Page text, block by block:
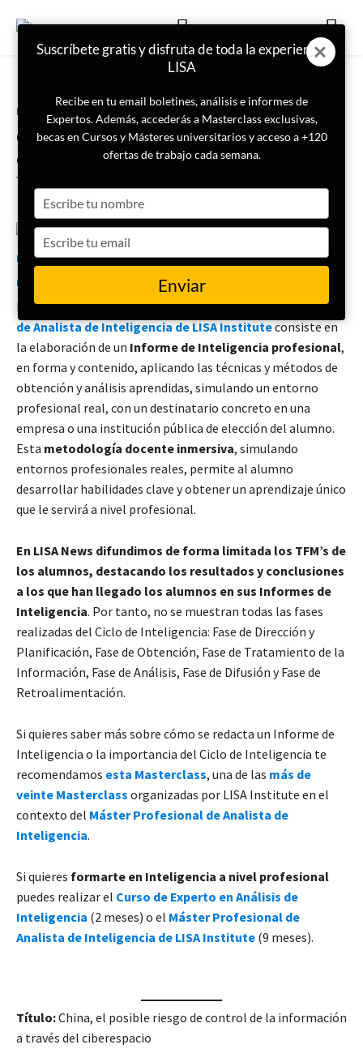
Portada
China: el posible riesgo de
control de la información a
través del ciberespacio
Rocío Medina Portillo
El Trabajo Final de Máster (TFM) delMáster Profesional
de Analista de Inteligencia de LISA Instituteconsiste en
la elaboración de un Informe de Inteligencia profesional,
en forma y contenido, aplicando las técnicas y métodos de
obtención y análisis aprendidas, simulando un entorno
profesional real, con un destinatario concreto en una
empresa o una institución pública de elección del alumno.
Esta metodología docente inmersiva, simulando
entornos profesionales reales, permite al alumno
desarrollar habilidades clave y obtener un aprendizaje único
que le servirá a nivel profesional.
En LISA News difundimos de forma limitada los TFM’s de
los alumnos, destacando los resultados y conclusiones
a los que han llegado los alumnos en sus Informes de
Inteligencia. Por tanto, no se muestran todas las fases
realizadas del Ciclo de Inteligencia: Fase de Dirección y
Planificación, Fase de Obtención, Fase de Tratamiento de la
Información, Fase de Análisis, Fase de Difusión y Fase de
Retroalimentación.
Si quieres saber más sobre cómo se redacta un Informe de
Inteligencia o la importancia del Ciclo de Inteligencia te
recomendamos esta Masterclass, una de las más de
veinte Masterclass organizadas por LISA Institute en el
contexto del Máster Profesional de Analista de
Inteligencia.
Si quieres formarte en Inteligencia a nivel profesional
puedes realizar el Curso de Experto en Análisis de
Inteligencia (2 meses) o el Máster Profesional de
Analista de Inteligencia de LISA Institute (9 meses).
Título:China, el posible riesgo de control de la información
a través del ciberespacio
Suscríbete gratis y disfruta de toda la experiencia
LISA
Recibe en tu email boletines, análisis e informes de
Expertos. Además, accederás a Masterclass exclusivas,
becas en Cursos y Másteres universitarios y acceso a +120
ofertas de trabajo cada semana.
your
name
your
email
Enviar